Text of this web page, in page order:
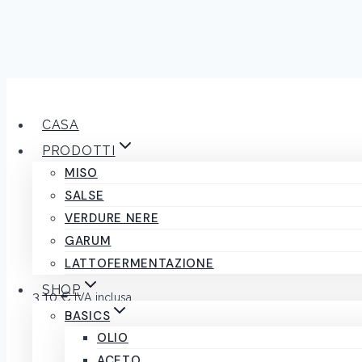
contenuto
CASA
PRODOTTI
MISO
SALSE
VERDURE NERE
GARUM
LATTOFERMENTAZIONE
SHOP
BASICS
OLIO
Penne Rigate
3,10€ IVA inclusa
7 disponibili